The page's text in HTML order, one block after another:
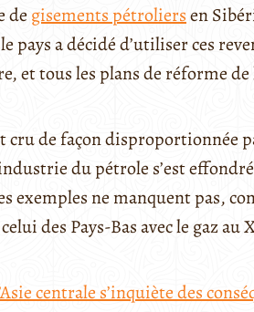
degisements pétroliersen
pays a décidé d’utiliser ces
et tous les plans de réforme
cru de façon disproportionnée
du pétrole s’est
exemples ne manquent pas,
des Pays-Bas avec le gaz
centrale s’inquiète des